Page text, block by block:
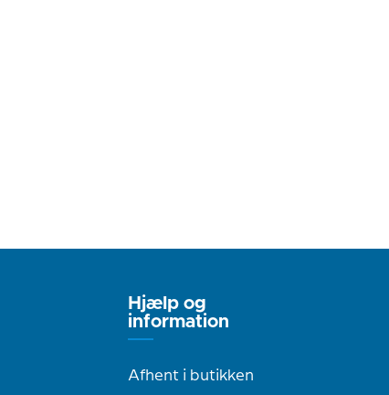
Hjælp og
information
Afhent i butikken